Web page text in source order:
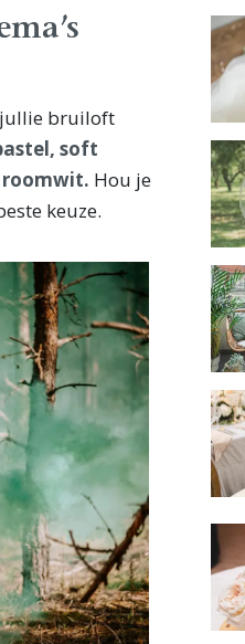
jullie bruiloft
soft
roomwit. Hou je
keuze.